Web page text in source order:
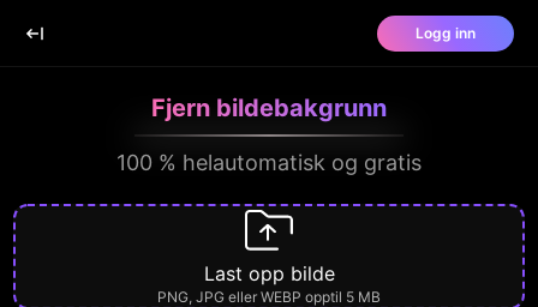
Logg inn
Fjern bildebakgrunn
100 % helautomatisk og gratis
Last opp bilde
PNG, JPG eller WEBP opptil 5 MB